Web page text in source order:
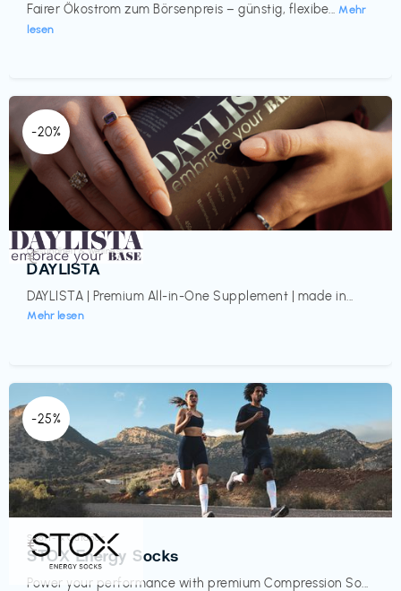
Fairer Ökostrom zum Börsenpreis – günstig, flexibe... Mehr
lesen
-20%
Gesundheit & Wellness
DAYLISTA
DAYLISTA | Premium All-in-One Supplement | made in...
Mehr lesen
€‎
-25%
Sport- & Outdoor
STOX Energy Socks
Power your performance with premium Compression So...
€‎